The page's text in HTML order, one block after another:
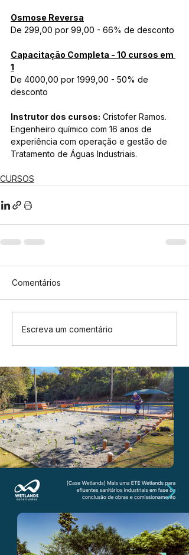
Osmose Reversa
De 299,00 por 99,00 - 66% de desconto
Capacitação Completa - 10 cursos em
1
De 4000,00 por 1999,00 - 50% de
desconto
Instrutor dos cursos: Cristofer Ramos.
Engenheiro químico com 16 anos de
experiência com operação e gestão de
Tratamento de Águas Industriais.
CURSOS
Comentários
Escreva um comentário